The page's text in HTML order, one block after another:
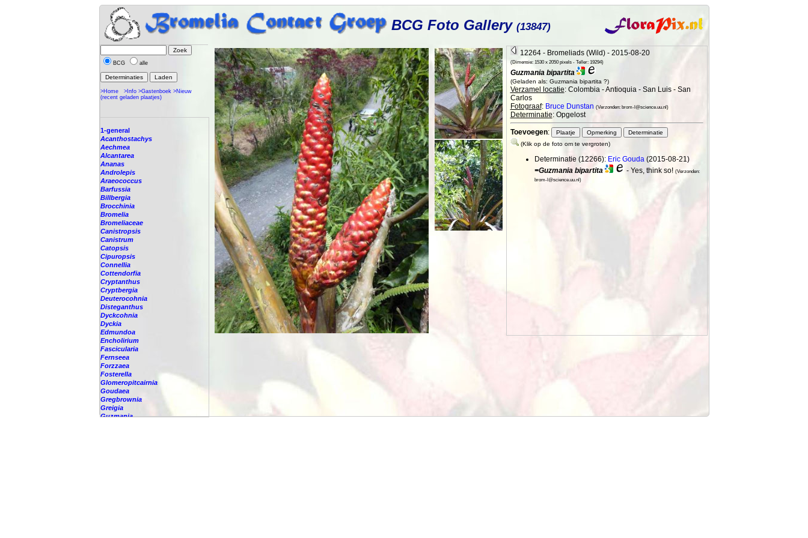
BCG Foto Gallery (13847)
BCG alle
>Home >Info >Gastenboek >Nieuw
(recent geladen plaatjes)
1-general
Acanthostachys
Aechmea
Alcantarea
Ananas
Androlepis
Araeococcus
Barfussia
Billbergia
Brocchinia
Bromelia
Bromeliaceae
Canistropsis
Canistrum
Catopsis
Cipuropsis
Connellia
Cottendorfia
Cryptanthus
Cryptbergia
Deuterocohnia
Disteganthus
Dyckcohnia
Dyckia
Edmundoa
Encholirium
Fascicularia
Fernseea
Forzzaea
Fosterella
Glomeropitcairnia
Goudaea
Gregbrownia
Greigia
Guzmania
12264 - Bromeliads (Wild) - 2015-08-20
(Dimensie: 1530 x 2050 pixels - Teller: 19294)
Guzmania bipartita
(Geladen als: Guzmania bipartita ?)
Verzamel locatie: Colombia - Antioquia - San Luis - San
Carlos
Fotograaf: Bruce Dunstan (Verzonden: brom-l@science.uu.nl)
Determinatie: Opgelost
Toevoegen:
(Klik op de foto om te vergroten)
Determinatie (12266): Eric Gouda(2015-08-21)
=Guzmania bipartita
- Yes, think so! (Verzonden:
brom-l@science.uu.nl)